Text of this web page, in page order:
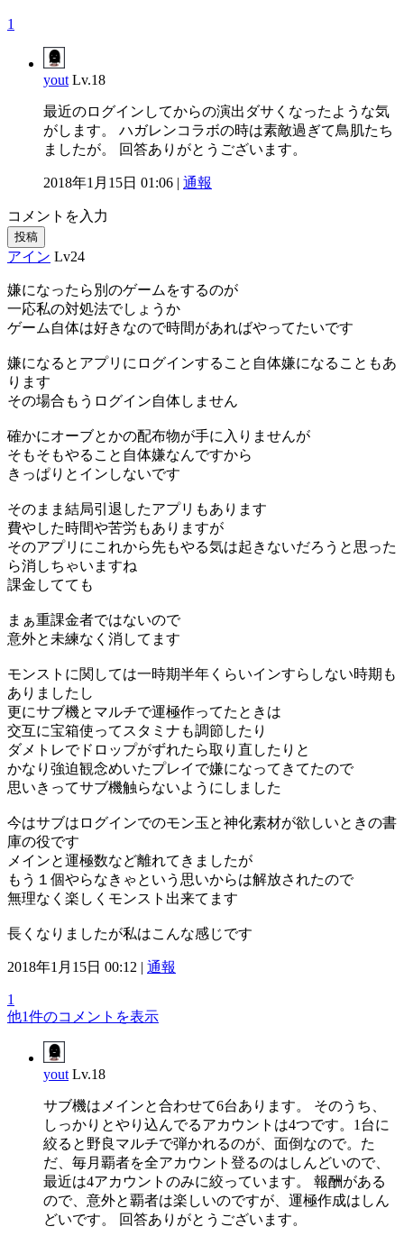
1
yout Lv.18
最近のログインしてからの演出ダサくなったような気
がします。 ハガレンコラボの時は素敵過ぎて鳥肌たち
ましたが。 回答ありがとうございます。
2018年1月15日 01:06 | 通報
コメントを入力
投稿
アイン Lv24
嫌になったら別のゲームをするのが
一応私の対処法でしょうか
ゲーム自体は好きなので時間があればやってたいです
嫌になるとアプリにログインすること自体嫌になることもあ
ります
その場合もうログイン自体しません
確かにオーブとかの配布物が手に入りませんが
そもそもやること自体嫌なんですから
きっぱりとインしないです
そのまま結局引退したアプリもあります
費やした時間や苦労もありますが
そのアプリにこれから先もやる気は起きないだろうと思った
ら消しちゃいますね
課金してても
まぁ重課金者ではないので
意外と未練なく消してます
モンストに関しては一時期半年くらいインすらしない時期も
ありましたし
更にサブ機とマルチで運極作ってたときは
交互に宝箱使ってスタミナも調節したり
ダメトレでドロップがずれたら取り直したりと
かなり強迫観念めいたプレイで嫌になってきてたので
思いきってサブ機触らないようにしました
今はサブはログインでのモン玉と神化素材が欲しいときの書
庫の役です
メインと運極数など離れてきましたが
もう１個やらなきゃという思いからは解放されたので
無理なく楽しくモンスト出来てます
長くなりましたが私はこんな感じです
2018年1月15日 00:12 | 通報
1
他1件のコメントを表示
yout Lv.18
サブ機はメインと合わせて6台あります。 そのうち、
しっかりとやり込んでるアカウントは4つです。1台に
絞ると野良マルチで弾かれるのが、面倒なので。た
だ、毎月覇者を全アカウント登るのはしんどいので、
最近は4アカウントのみに絞っています。 報酬がある
ので、意外と覇者は楽しいのですが、運極作成はしん
どいです。 回答ありがとうございます。